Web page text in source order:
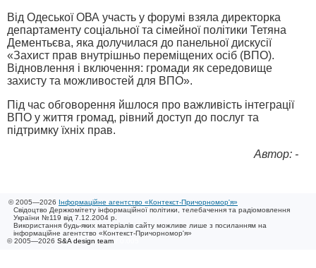
Від Одеської ОВА участь у форумі взяла директорка
департаменту соціальної та сімейної політики Тетяна
Дементьєва, яка долучилася до панельної дискусії
«Захист прав внутрішньо переміщених осіб (ВПО).
Відновлення і включення: громади як середовище
захисту та можливостей для ВПО».
Під час обговорення йшлося про важливість інтеграції
ВПО у життя громад, рівний доступ до послуг та
підтримку їхніх прав.
Автор: -
© 2005—2026 Інформаційне агентство «Контекст-Причорномор'я»
Свідоцтво Держкомітету інформаційної політики, телебачення та радіомовлення
України №119 від 7.12.2004 р.
Використання будь-яких матеріалів сайту можливе лише з посиланням на
інформаційне агентство «Контекст-Причорномор'я»
© 2005—2026 S&A design team